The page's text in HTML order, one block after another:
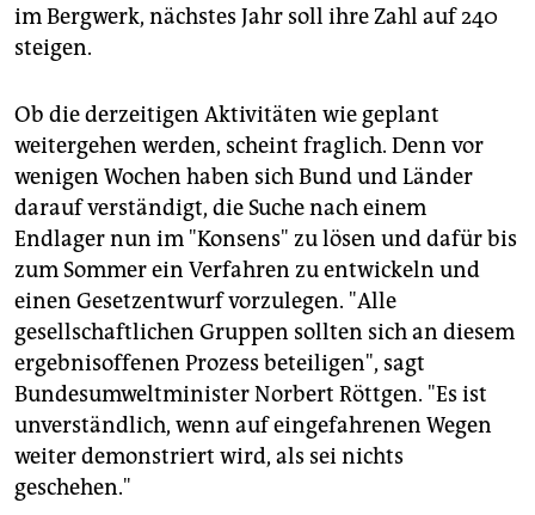
im Bergwerk, nächstes Jahr soll ihre Zahl auf 240
steigen.
Ob die derzeitigen Aktivitäten wie geplant
weitergehen werden, scheint fraglich. Denn vor
wenigen Wochen haben sich Bund und Länder
darauf verständigt, die Suche nach einem
Endlager nun im "Konsens" zu lösen und dafür bis
zum Sommer ein Verfahren zu entwickeln und
einen Gesetzentwurf vorzulegen. "Alle
gesellschaftlichen Gruppen sollten sich an diesem
ergebnisoffenen Prozess beteiligen", sagt
Bundesumweltminister Norbert Röttgen. "Es ist
unverständlich, wenn auf eingefahrenen Wegen
weiter demonstriert wird, als sei nichts
geschehen."